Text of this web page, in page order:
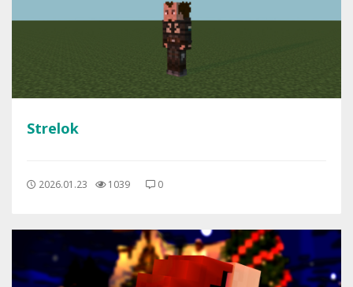
Strelok
2026.01.23 1039 0